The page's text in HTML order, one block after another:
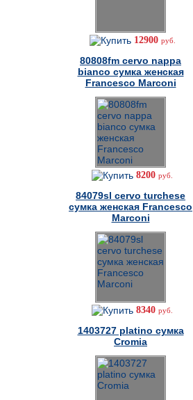
12900 руб.
80808fm cervo nappa
bianco сумка женская
Francesco Marconi
8200 руб.
84079sl cervo turchese
сумка женская Francesco
Marconi
8340 руб.
1403727 platino сумка
Cromia